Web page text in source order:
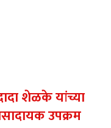
शेळके यांच्या
उपक्रम